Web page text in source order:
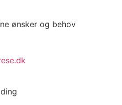
ønsker og behov